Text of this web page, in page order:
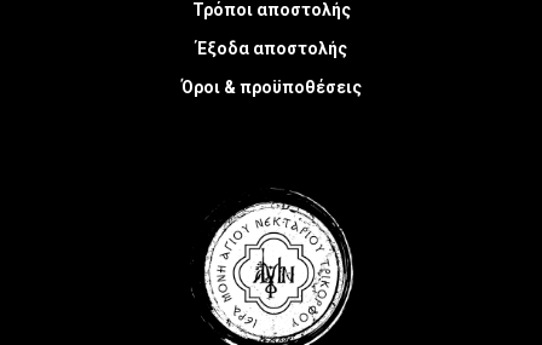
Τρόποι αποστολής
Έξοδα αποστολής
Όροι & προϋποθέσεις